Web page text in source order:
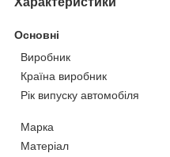
Основні
Виробник
Країна виробник
Рік випуску автомобіля
Марка
Матеріал